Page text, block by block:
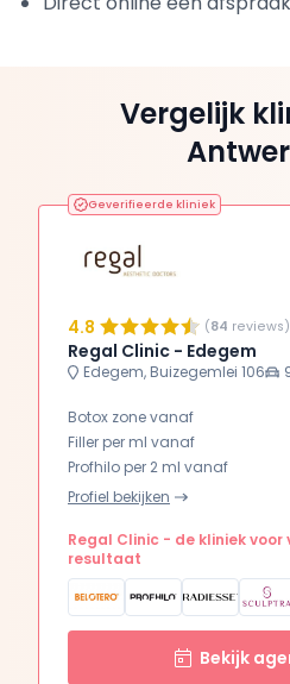
Vergelijk
Geverifieerde kliniek
4.8 (84 reviews)
Regal Clinic - Edegem
Edegem, Buizegemlei 106
Botox zone vanaf
Filler per ml vanaf
Profhilo per 2 ml vanaf
Profiel bekijken
Regal Clinic - de kliniek voor
resultaat
Bekijk